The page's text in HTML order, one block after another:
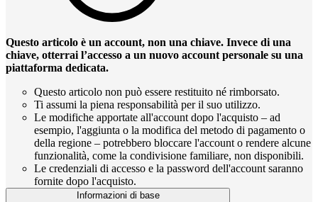
Questo articolo è un account, non una chiave. Invece di una
chiave, otterrai l’accesso a un nuovo account personale su una
piattaforma dedicata.
Questo articolo non può essere restituito né rimborsato.
Ti assumi la piena responsabilità per il suo utilizzo.
Le modifiche apportate all'account dopo l'acquisto – ad
esempio, l'aggiunta o la modifica del metodo di pagamento o
della regione – potrebbero bloccare l'account o rendere alcune
funzionalità, come la condivisione familiare, non disponibili.
Le credenziali di accesso e la password dell'account saranno
fornite dopo l'acquisto.
Informazioni di base